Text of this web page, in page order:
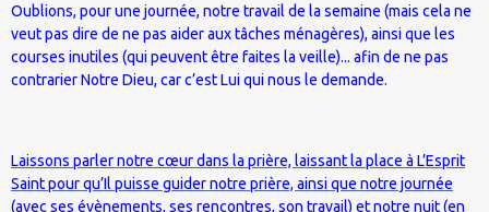
Oublions, pour une journée, notre travail de la semaine (mais cela ne
veut pas dire de ne pas aider aux tâches ménagères), ainsi que les
courses inutiles (qui peuvent être faites la veille)... afin de ne pas
contrarier Notre Dieu, car c’est Lui qui nous le demande.
Laissons parler notre cœur dans la prière, laissant la place à L’Esprit
Saint pour qu’Il puisse guider notre prière, ainsi que notre journée
(avec ses évènements, ses rencontres, son travail) et notre nuit (en